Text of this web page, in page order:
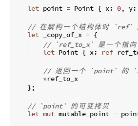
let point = Point { x: 0, y:
// 在解构 一 个结构 体时 `ref`
let _copy_of_x = {
// `ref_to_x`
是 一 个指向
let Point { x: ref
// 返回 一 个 `point` 的
*ref_to_x
} ;
// `point` 的 可 变拷 贝
let mut mutable_point =